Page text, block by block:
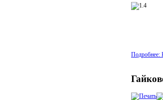
Подробнее: